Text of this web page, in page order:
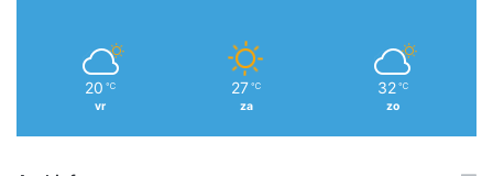
20 ℃
vr
27 ℃
za
32 ℃
zo